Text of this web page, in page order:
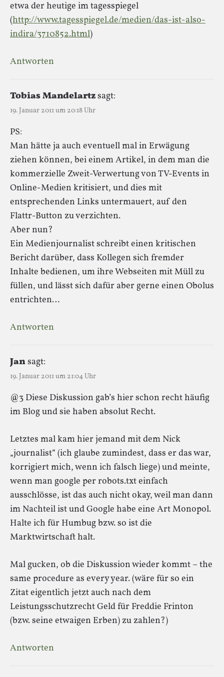
etwa der heutige im tagesspiegel
(http://www.tagesspiegel.de/medien/das-ist-also-
indira/3710852.html)
Antworten
Tobias Mandelartzsagt:
19. Januar 2011 um 20:18 Uhr
PS:
Man hätte ja auch eventuell mal in Erwägung
ziehen können, bei einem Artikel, in dem man die
kommerzielle Zweit-Verwertung von TV-Events in
Online-Medien kritisiert, und dies mit
entsprechenden Links untermauert, auf den
Flattr-Button zu verzichten.
Aber nun?
Ein Medienjournalist schreibt einen kritischen
Bericht darüber, dass Kollegen sich fremder
Inhalte bedienen, um ihre Webseiten mit Müll zu
füllen, und lässt sich dafür aber gerne einen Obolus
entrichten…
Antworten
Jansagt:
19. Januar 2011 um 21:04 Uhr
@3 Diese Diskussion gab’s hier schon recht häufig
im Blog und sie haben absolut Recht.
Letztes mal kam hier jemand mit dem Nick
„journalist“ (ich glaube zumindest, dass er das war,
korrigiert mich, wenn ich falsch liege) und meinte,
wenn man google per robots.txt einfach
ausschlösse, ist das auch nicht okay, weil man dann
im Nachteil ist und Google habe eine Art Monopol.
Halte ich für Humbug bzw. so ist die
Marktwirtschaft halt.
Mal gucken, ob die Diskussion wieder kommt – the
same procedure as every year. (wäre für so ein
Zitat eigentlich jetzt auch nach dem
Leistungsschutzrecht Geld für Freddie Frinton
(bzw. seine etwaigen Erben) zu zahlen?)
Antworten